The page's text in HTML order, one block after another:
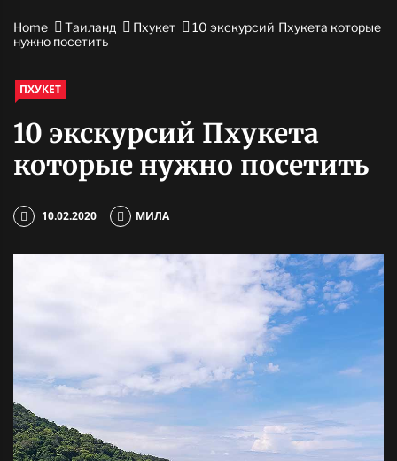
Home Таиланд Пхукет
10 экскурсий Пхукета которые
нужно посетить
ПХУКЕТ
10 экскурсий Пхукета
которые нужно посетить
10.02.2020 МИЛА